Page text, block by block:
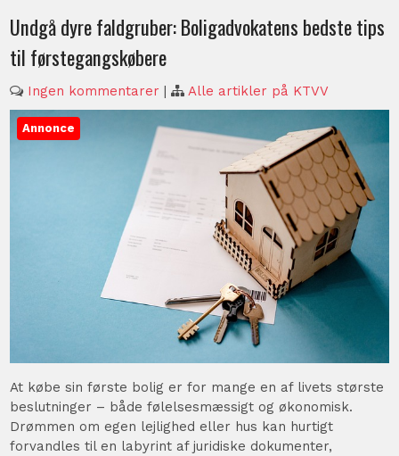
Undgå dyre faldgruber: Boligadvokatens bedste tips
til førstegangskøbere
Ingen kommentarer | Alle artikler på KTVV
Annonce
At købe sin første bolig er for mange en af livets største
beslutninger – både følelsesmæssigt og økonomisk.
Drømmen om egen lejlighed eller hus kan hurtigt
forvandles til en labyrint af juridiske dokumenter,